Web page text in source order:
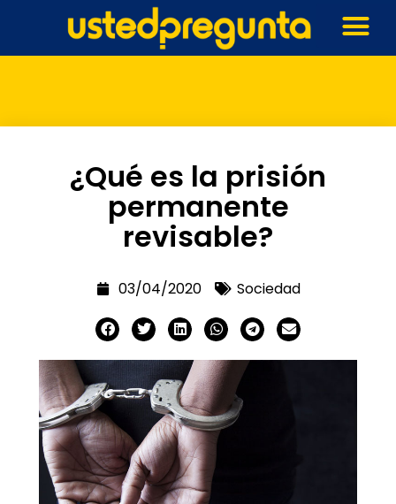
¿Qué es la prisión
permanente
revisable?
03/04/2020 Sociedad